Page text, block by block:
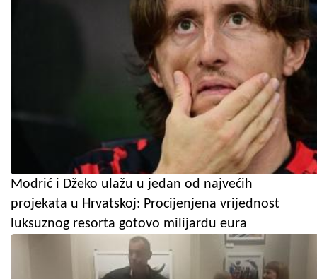
Modrić i Džeko ulažu u jedan od najvećih
projekata u Hrvatskoj: Procijenjena vrijednost
luksuznog resorta gotovo milijardu eura